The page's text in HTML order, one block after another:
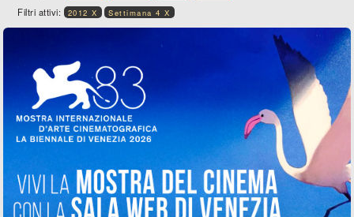
Filtri attivi: 2012 X Settimana 4 X